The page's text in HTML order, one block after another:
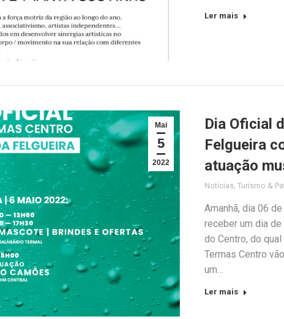
Ler mais
Mai
5
2022
Dia Oficial
Felgueira
atuação
Notícias, Turismo &
Amanhã, dia 06
receber um dia
do Centro, do
Termas Centro
um…
Ler mais